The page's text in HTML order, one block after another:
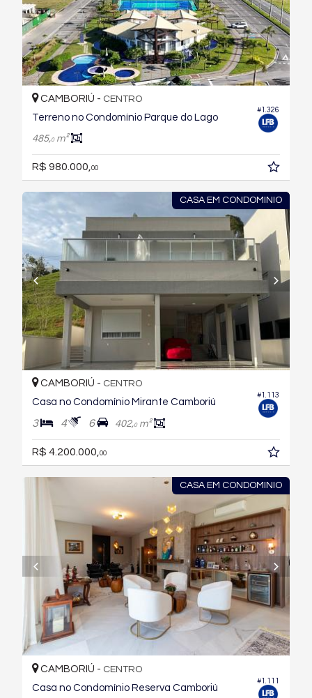
#1.326
CAMBORIÚ - CENTRO
Terreno no Condomínio Parque do Lago
485,0m²
R$ 980.000, 00
CASA EM CONDOMINIO
#1.113
CAMBORIÚ - CENTRO
Casa no Condomínio Mirante Camboriú
3 4 6 402,0m²
R$ 4.200.000,00
CASA EM CONDOMINIO
#1.111
CAMBORIÚ - CENTRO
Casa no Condomínio Reserva Camboriú